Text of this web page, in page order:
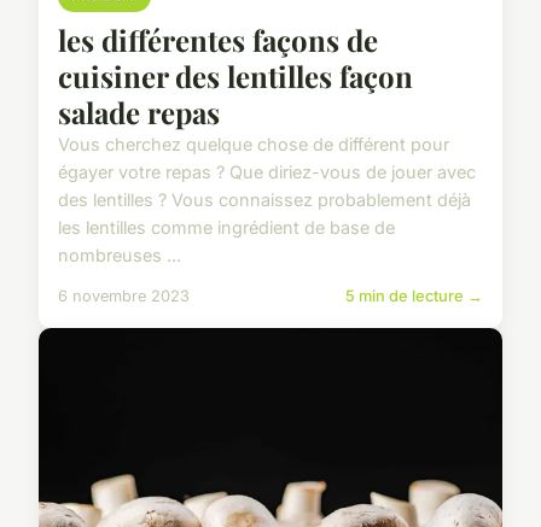
les différentes façons de
cuisiner des lentilles façon
salade repas
Vous cherchez quelque chose de différent pour
égayer votre repas ? Que diriez-vous de jouer avec
des lentilles ? Vous connaissez probablement déjà
les lentilles comme ingrédient de base de
nombreuses ...
6 novembre 2023 5 min de lecture →